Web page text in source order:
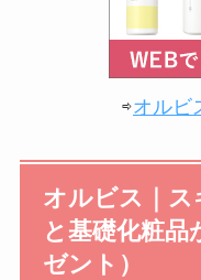
⇨オルビ
オルビス｜ス
と基礎化粧品
ゼント）